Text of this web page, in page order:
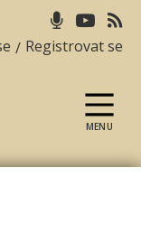
/ Registrovat se
MENU